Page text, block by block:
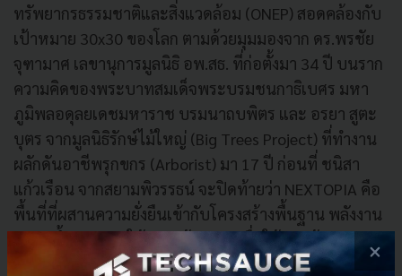
ทรัพยากรธรรมชาติและสิ่งแวดล้อม (ONEP) สอดคล้องกับ
เป้าหมาย 30x30 ของโลก ตามด้วยมุมมองจาก ดร.พรชัย
จุฑามาศ เลขานุการมูลนิธิ อพ.สธ. ที่ก่อตั้งมา 34 ปี บนราก
ความคิดของพระบาทสมเด็จพระบรมชนกาธิเบศร มหา
ภูมิพลอดุลยเดชมหาราช บรมนาถบพิตร และ อรยา สูตะ
บุตร จากมูลนิธิรักษ์ไม้ใหญ่ (Big Trees Project) ที่ทำงาน
ผลักดันอาชีพรุกขกร (Arborist) มา 17 ปี ก่อนที่ ชนิสา
แก้วเรือน จากสยามพิวรรธน์ จะปิดท้ายว่า NEXTOPIA คือ
พื้นที่ที่ผสานความยั่งยืนเข้ากับโครงสร้างพื้นฐาน พลังงาน
ระบบน้ำ และการให้ความรู้ชุมชน เพื่อใช้ฐานผู้คน
200,000 คนต่อวันสร้างการระดมทุนสาธารณะผ่านเกมที่×